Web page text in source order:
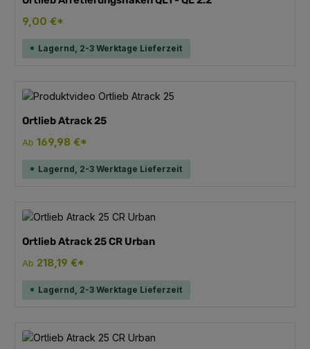
9,00 €*
Lagernd, 2-3 Werktage Lieferzeit
Ortlieb Atrack 25
Ab169,98 €*
Lagernd, 2-3 Werktage Lieferzeit
Ortlieb Atrack 25 CR Urban
Ab 218,19 €*
Lagernd, 2-3 Werktage Lieferzeit